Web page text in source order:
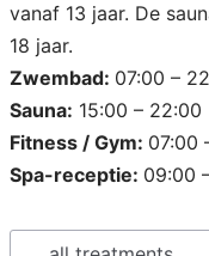
vanaf 13 jaar. De
18 jaar.
Zwembad: 07:00 –
Sauna: 15:00 – 22:00
Fitness / Gym: 07:00
Spa-receptie: 09:00